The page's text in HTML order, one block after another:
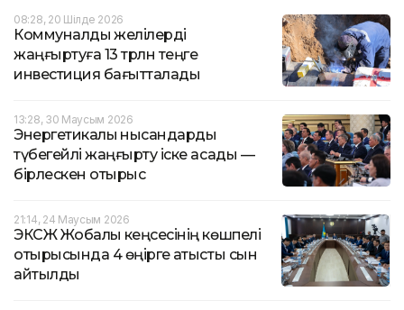
08:28, 20 Шілде 2026
Коммуналдық желілерді
жаңғыртуға 13 трлн теңге
инвестиция бағытталады
13:28, 30 Маусым 2026
Энергетикалық нысандарды
түбегейлі жаңғырту іске асады —
бірлескен отырыс
21:14, 24 Маусым 2026
ЭКСЖ Жобалық кеңсесінің көшпелі
отырысында 4 өңірге қатысты сын
айтылды